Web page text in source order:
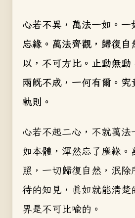
心若不異，萬法一如。一
忘緣。萬法齊觀，歸復自
以，不可方比。止動無動
兩既不成，一何有爾。究
軌則。
心若不起二心，不就萬法
如本體，渾然忘了塵緣。
照，一切歸復自然，泯
待的知見，真如就能清楚
界是不可比喻的。